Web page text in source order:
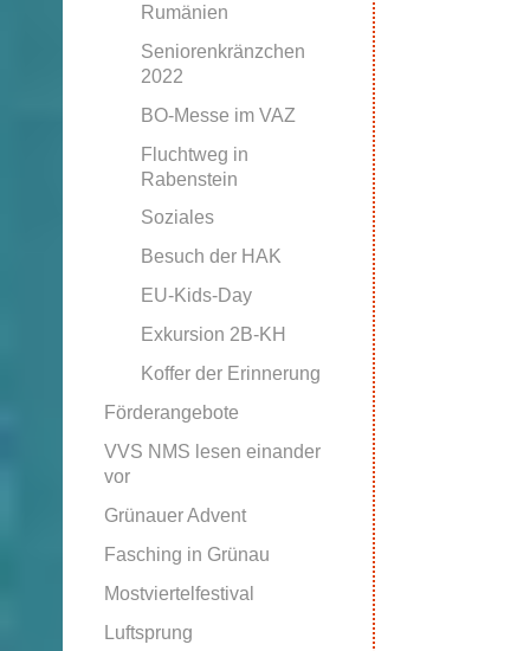
Rumänien
Seniorenkränzchen
2022
BO-Messe im VAZ
Fluchtweg in
Rabenstein
Soziales
Besuch der HAK
EU-Kids-Day
Exkursion 2B-KH
Koffer der Erinnerung
Förderangebote
VVS NMS lesen einander
vor
Grünauer Advent
Fasching in Grünau
Mostviertelfestival
Luftsprung